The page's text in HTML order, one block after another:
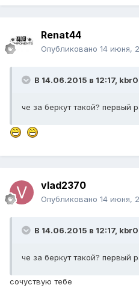
Renat44
Опубликовано 14 июня,
В 14.06.2015 в 12:17,
че за беркут такой? первый
vlad2370
Опубликовано 14 июня,
В 14.06.2015 в 12:17,
че за беркут такой? первый
сочуствую тебе